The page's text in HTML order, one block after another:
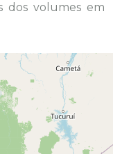
dos volumes em